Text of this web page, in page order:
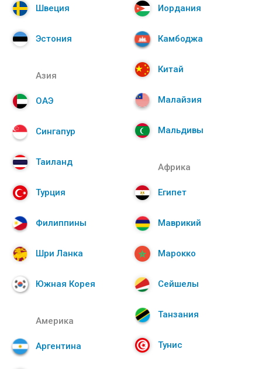
Швеция
Эстония
Иордания
Камбоджа
Китай
Малайзия
Мальдивы
Азия
ОАЭ
Сингапур
Таиланд
Турция
Филиппины
Шри Ланка
Южная Корея
Африка
Египет
Маврикий
Марокко
Сейшелы
Танзания
Тунис
Америка
Аргентина